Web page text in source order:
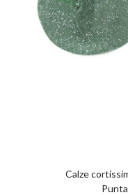
Calze